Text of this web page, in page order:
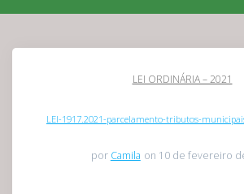
LEI ORDINÁRIA – 2021
LEI-1917.2021-parcelamento-tributos-
por Camila on 10 de fevereiro